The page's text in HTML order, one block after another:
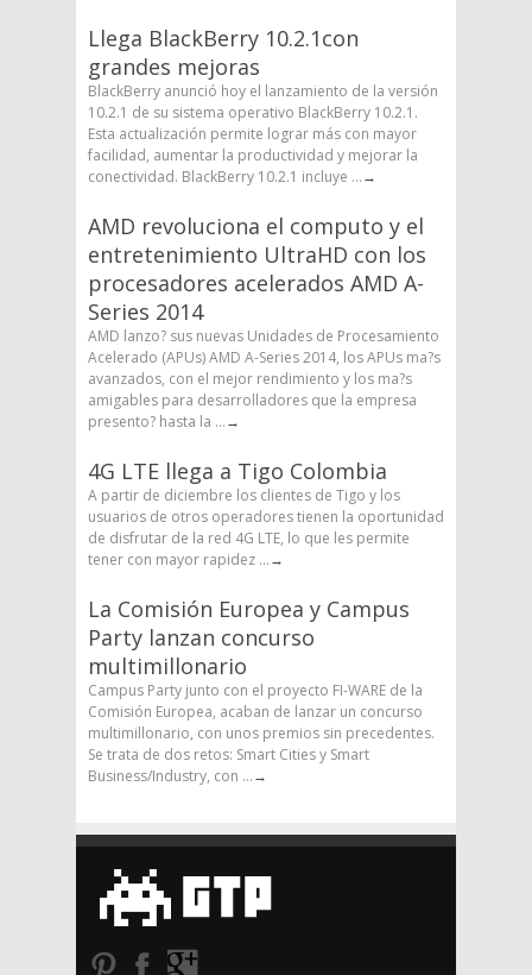
Llega BlackBerry 10.2.1con
grandes mejoras
BlackBerry anunció hoy el lanzamiento de la versión
10.2.1 de su sistema operativo BlackBerry 10.2.1.
Esta actualización permite lograr más con mayor
facilidad, aumentar la productividad y mejorar la
conectividad. BlackBerry 10.2.1 incluye ...→
AMD revoluciona el computo y el
entretenimiento UltraHD con los
procesadores acelerados AMD A-
Series 2014
AMD lanzo? sus nuevas Unidades de Procesamiento
Acelerado (APUs) AMD A-Series 2014, los APUs ma?s
avanzados, con el mejor rendimiento y los ma?s
amigables para desarrolladores que la empresa
presento? hasta la ...→
4G LTE llega a Tigo Colombia
A partir de diciembre los clientes de Tigo y los
usuarios de otros operadores tienen la oportunidad
de disfrutar de la red 4G LTE, lo que les permite
tener con mayor rapidez ...→
La Comisión Europea y Campus
Party lanzan concurso
multimillonario
Campus Party junto con el proyecto FI-WARE de la
Comisión Europea, acaban de lanzar un concurso
multimillonario, con unos premios sin precedentes.
Se trata de dos retos: Smart Cities y Smart
Business/Industry, con ...→